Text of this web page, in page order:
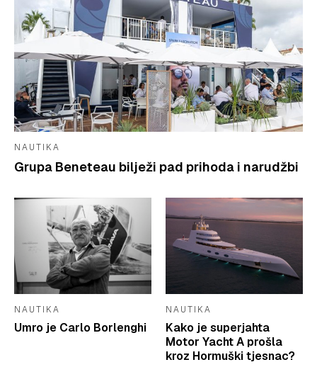
NAUTIKA
Grupa Beneteau bilježi pad prihoda i narudžbi
NAUTIKA
Umro je Carlo Borlenghi
NAUTIKA
Kako je superjahta
Motor Yacht A prošla
kroz Hormuški tjesnac?